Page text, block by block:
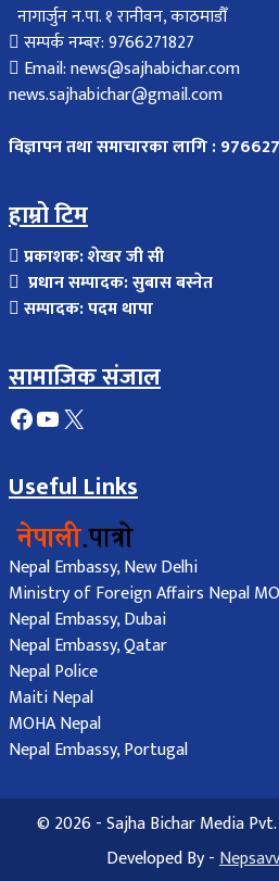
नागार्जुन न.पा. १ रानीवन, काठमाडौँ
सम्पर्क नम्बर: 9766271827
Email: news@sajhabichar.com
news.sajhabichar@gmail.com
विज्ञापन तथा समाचारका लागि :
हाम्रो टिम
प्रकाशक: शेखर जी सी
प्रधान सम्पादक: सुबास बस्नेत
सम्पादक: पदम थापा
सामाजिक संजाल
Facebook
YouTube
X
Useful Links
Nepal Embassy, New Delhi
Ministry of Foreign Affairs Nepal
Nepal Embassy, Dubai
Nepal Embassy, Qatar
Nepal Police
Maiti Nepal
MOHA Nepal
Nepal Embassy, Portugal
© 2026 - Sajha Bichar Media
Developed By -